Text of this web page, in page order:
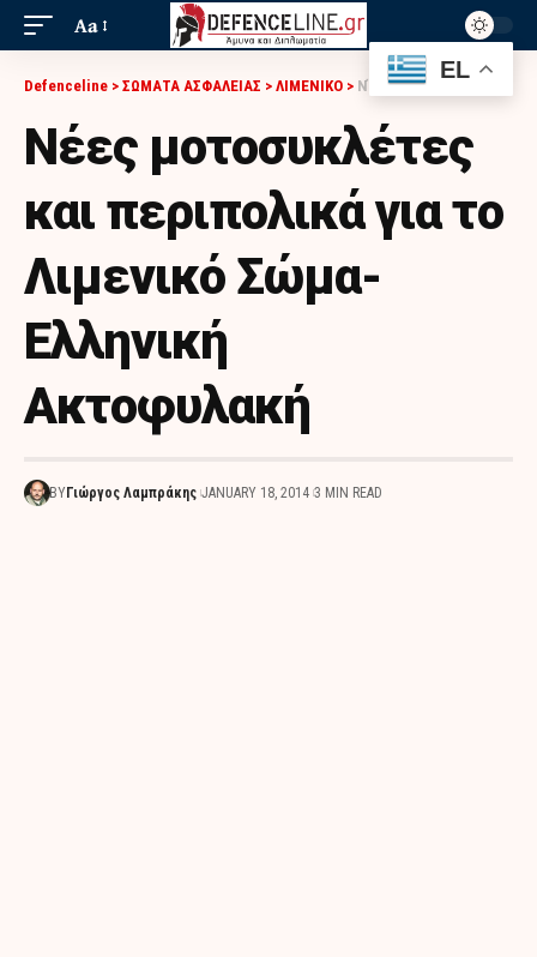
Aa
Defenceline > ΣΩΜΑΤΑ ΑΣΦΑΛΕΙΑΣ > ΛΙΜΕΝΙΚΟ > ΝΈΕΣ ΜΟΤΟΣΥΚΛΈΤΕΣ ΚΑΙ ΠΕΡΙΠΟΛΙΚΆ ΓΙΑ ΤΟ ΛΙΜΕΝΙΚΌ ΣΏΜΑ- ΕΛΛΗΝΙΚΉ ΑΚΤΟΦΥΛΑΚΉ
Νέες μοτοσυκλέτες
και περιπολικά για το
Λιμενικό Σώμα-
Ελληνική
Ακτοφυλακή
BY Γιώργος Λαμπράκης JANUARY 18, 2014 3 MIN READ
EL